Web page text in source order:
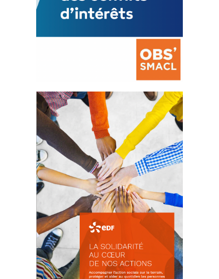
La prévention des conflits
d’intérêts
18 septembre 2023
FEUILLETER